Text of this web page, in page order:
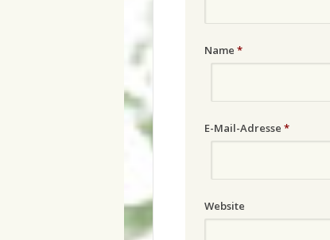
Name *
E-Mail-Adresse *
Website